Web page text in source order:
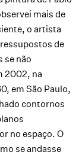
mais de
o artista
de
se não
2002, na
em São Paulo,
contornos
no espaço. O
se andasse